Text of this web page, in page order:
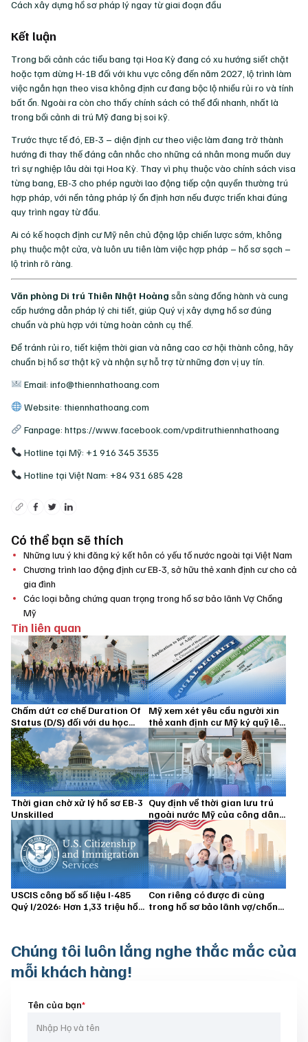
Cách xây dựng hồ sơ pháp lý ngay từ giai đoạn đầu
Kết luận
Trong bối cảnh các tiểu bang tại Hoa Kỳ đang có xu hướng siết chặt
hoặc tạm dừng H-1B đối với khu vực công đến năm 2027, lộ trình làm
việc ngắn hạn theo visa không định cư đang bộc lộ nhiều rủi ro và tính
bất ổn. Ngoài ra còn cho thấy chính sách có thể đổi nhanh, nhất là
trong bối cảnh di trú Mỹ đang bị soi kỹ.
Trước thực tế đó, EB-3 – diện định cư theo việc làm đang trở thành
hướng đi thay thế đáng cân nhắc cho những cá nhân mong muốn duy
trì sự nghiệp lâu dài tại Hoa Kỳ. Thay vì phụ thuộc vào chính sách visa
từng bang, EB-3 cho phép người lao động tiếp cận quyền thường trú
hợp pháp, với nền tảng pháp lý ổn định hơn nếu được triển khai đúng
quy trình ngay từ đầu.
Ai có kế hoạch định cư Mỹ nên chủ động lập chiến lược sớm, không
phụ thuộc một cửa, và luôn ưu tiên làm việc hợp pháp – hồ sơ sạch –
lộ trình rõ ràng.
Văn phòng Di trú Thiên Nhật Hoàng sẵn sàng đồng hành và cung
cấp hướng dẫn pháp lý chi tiết, giúp Quý vị xây dựng hồ sơ đúng
chuẩn và phù hợp với từng hoàn cảnh cụ thể.
Để tránh rủi ro, tiết kiệm thời gian và nâng cao cơ hội thành công, hãy
chuẩn bị hồ sơ thật kỹ và nhận sự hỗ trợ từ những đơn vị uy tín.
Email: info@thiennhathoang.com
Website: thiennhathoang.com
Fanpage: https://www.facebook.com/vpditruthiennhathoang
Hotline tại Mỹ: +1 916 345 3535
Hotline tại Việt Nam: +84 931 685 428
Có thể bạn sẽ thích
Những lưu ý khi đăng ký kết hôn có yếu tố nước ngoài tại Việt Nam
Chương trình lao động định cư EB-3, sở hữu thẻ xanh định cư cho cả
gia đình
Các loại bằng chứng quan trọng trong hồ sơ bảo lãnh Vợ Chồng
Mỹ
Tin liên quan
Chấm dứt cơ chế Duration Of
Status (D/S) đối với du học
sinh từ 15/09/2026
Mỹ xem xét yêu cầu người xin
thẻ xanh định cư Mỹ ký quỹ lên
đến 100.000 USD
Thời gian chờ xử lý hồ sơ EB-3
Unskilled
Quy định về thời gian lưu trú
ngoài nước Mỹ của công dân
Hoa Kỳ và thường trú nhân
USCIS công bố số liệu I-485
Quý I/2026: Hơn 1,33 triệu hồ
Con riêng có được đi cùng
trong hồ sơ bảo lãnh vợ/chồng
Chúng tôi luôn lắng nghe thắc mắc của
mỗi khách hàng!
Tên của bạn*